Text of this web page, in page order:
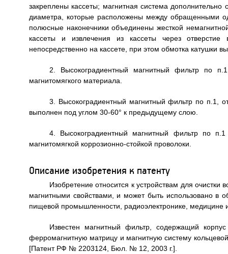
закреплены кассеты; магнитная система
диаметра, которые расположены между обращенными
полюсные наконечники объединены жесткой
кассеты и извлечения из кассеты через
непосредственно на кассете, при этом обмотка катушки
2. Высокоградиентный магнитный фильтр по
магнитомягкого материала.
3. Высокоградиентный магнитный фильтр по п.1,
выполнен под углом 30-60° к предыдущему слою.
4. Высокоградиентный магнитный фильтр по
магнитомягкой коррозионно-стойкой проволоки.
Описание изобретения к патенту
Изобретение относится к устройствам для
магнитными свойствами, и может быть использовано в
пищевой промышленности, радиоэлектронике, медицине
Известен магнитный фильтр, содержащий
ферромагнитную матрицу и магнитную систему
[Патент РФ № 2203124, Бюл. № 12, 2003 г.].